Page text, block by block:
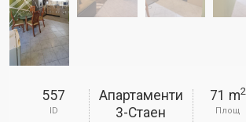
557
ID
Апартаменти
3-Стаен
71 m2
Площ